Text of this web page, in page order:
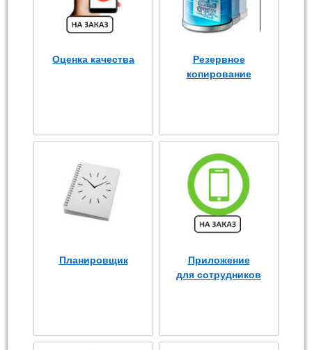
Оценка качества
Резервное
копирование
Планировщик
Приложение
для сотрудников